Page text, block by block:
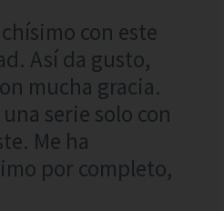
con este
Así da gusto,
mucha gracia.
serie solo con
Me ha
por completo,